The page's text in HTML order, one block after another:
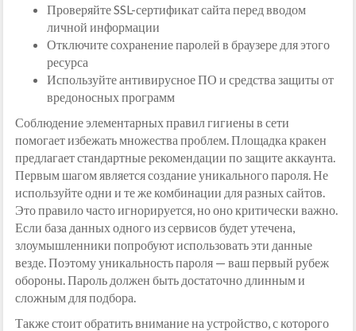
Проверяйте SSL-сертификат сайта перед вводом
личной информации
Отключите сохранение паролей в браузере для этого
ресурса
Используйте антивирусное ПО и средства защиты от
вредоносных программ
Соблюдение элементарных правил гигиены в сети
помогает избежать множества проблем. Площадка кракен
предлагает стандартные рекомендации по защите аккаунта.
Первым шагом является создание уникального пароля. Не
используйте одни и те же комбинации для разных сайтов.
Это правило часто игнорируется, но оно критически важно.
Если база данных одного из сервисов будет утечена,
злоумышленники попробуют использовать эти данные
везде. Поэтому уникальность пароля — ваш первый рубеж
обороны. Пароль должен быть достаточно длинным и
сложным для подбора.
Также стоит обратить внимание на устройство, с которого